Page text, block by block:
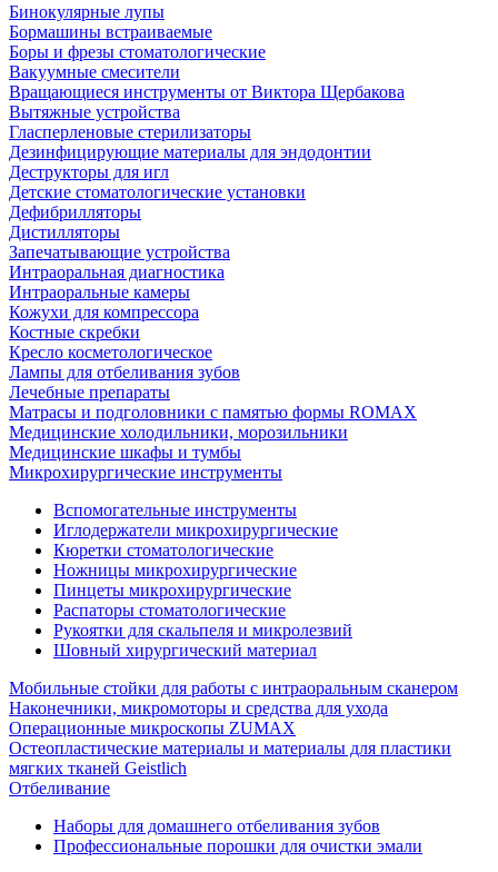
Бинокулярные лупы
Бормашины встраиваемые
Боры и фрезы стоматологические
Вакуумные смесители
Вращающиеся инструменты от Виктора Щербакова
Вытяжные устройства
Гласперленовые стерилизаторы
Дезинфицирующие материалы для эндодонтии
Деструкторы для игл
Детские стоматологические установки
Дефибрилляторы
Дистилляторы
Запечатывающие устройства
Интраоральная диагностика
Интраоральные камеры
Кожухи для компрессора
Костные скребки
Кресло косметологическое
Лампы для отбеливания зубов
Лечебные препараты
Матрасы и подголовники с памятью формы ROMAX
Медицинские холодильники, морозильники
Медицинские шкафы и тумбы
Микрохирургические инструменты
Вспомогательные инструменты
Иглодержатели микрохирургические
Кюретки стоматологические
Ножницы микрохирургические
Пинцеты микрохирургические
Распаторы стоматологические
Рукоятки для скальпеля и микролезвий
Шовный хирургический материал
Мобильные стойки для работы с интраоральным сканером
Наконечники, микромоторы и средства для ухода
Операционные микроскопы ZUMAX
Остеопластические материалы и материалы для пластики
мягких тканей Geistlich
Отбеливание
Наборы для домашнего отбеливания зубов
Профессиональные порошки для очистки эмали